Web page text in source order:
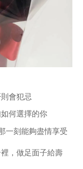
會犯忌
何選擇的你
一刻能夠盡情享受
，做足面子給壽